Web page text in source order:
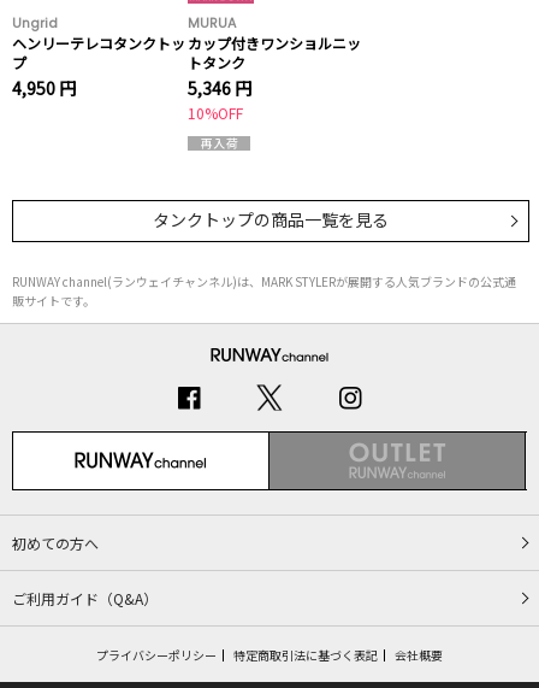
Ungrid
ヘンリーテレコタンクトッ
プ
4,950 円
MURUA
カップ付きワンショルニッ
トタンク
5,346 円
10%OFF
タンクトップの商品一覧を見る
RUNWAY channel(ランウェイチャンネル)は、MARK STYLERが展開する人気ブランドの公式通
販サイトです。
初めての方へ
ご利用ガイド（Q&A）
プライバシーポリシー 特定商取引法に基づく表記 会社概要